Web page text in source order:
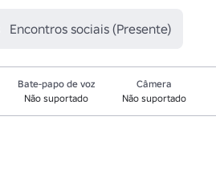
Encontros sociais (Presente)
Bate-papo de voz
Não suportado
Câmera
Não suportado